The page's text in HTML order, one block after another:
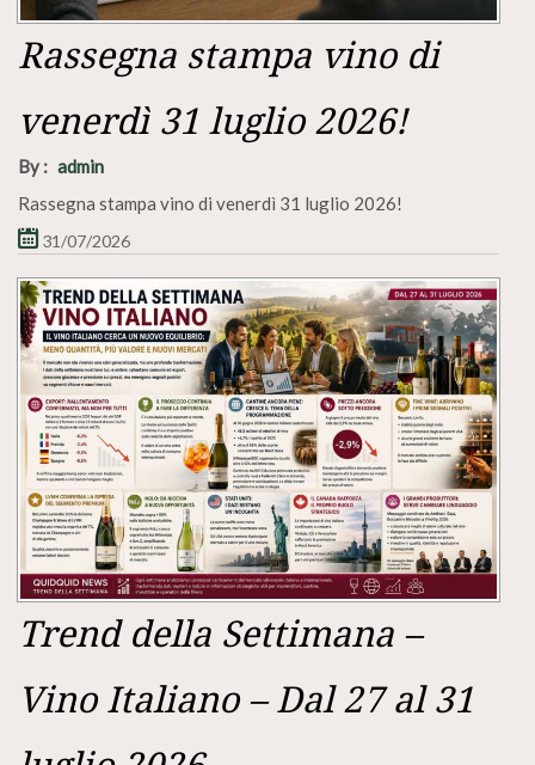
Rassegna stampa vino di
venerdì 31 luglio 2026!
By : admin
Rassegna stampa vino di venerdì 31 luglio 2026!
31/07/2026
Trend della Settimana –
Vino Italiano – Dal 27 al 31